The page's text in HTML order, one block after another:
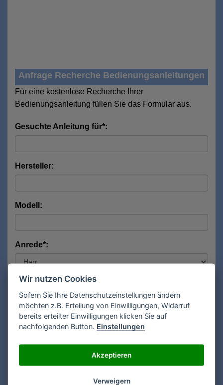
Anfrage Recherche Bedienungsanleitungen
Für eine kostenlose Recherche Ihrer
Bedienungsanleitung füllen Sie das Formular aus.
Gesuchte Anleitung für*:
Hersteller:
Modell:
Anrede*:
Vorname*:
Nachname*:
E-Mail**:
Wir nutzen Cookies
Sofern Sie Ihre Datenschutzeinstellungen ändern
möchten z.B. Erteilung von Einwilligungen, Widerruf
bereits erteilter Einwilligungen klicken Sie auf
nachfolgenden Button. Einstellungen
Akzeptieren
Verweigern